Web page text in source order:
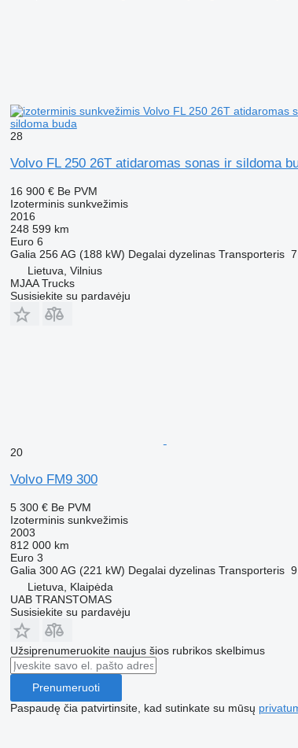
sildoma buda
28
Volvo FL 250 26T atidaromas sonas ir sildoma
16 900 € Be PVM
Izoterminis sunkvežimis
2016
248 599 km
Euro 6
Galia 256 AG (188 kW) Degalai dyzelinas Transporteris
Lietuva, Vilnius
MJAA Trucks
Susisiekite su pardavėju
20
Volvo FM9 300
5 300 € Be PVM
Izoterminis sunkvežimis
2003
812 000 km
Euro 3
Galia 300 AG (221 kW) Degalai dyzelinas Transporteris
Lietuva, Klaipėda
UAB TRANSTOMAS
Susisiekite su pardavėju
Užsiprenumeruokite naujus šios rubrikos skelbimus
Prenumeruoti
Paspaudę čia patvirtinsite, kad sutinkate su mūsų